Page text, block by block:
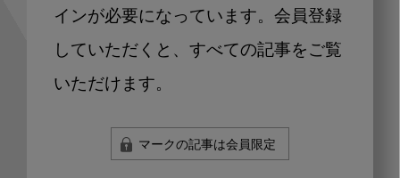
インが必要になっています。会員登録
していただくと、すべての記事をご覧
いただけます。
マークの記事は会員限定